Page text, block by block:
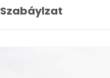
Szabáylzat